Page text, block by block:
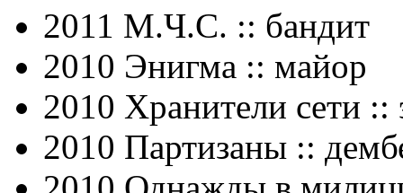
2011 М.Ч.С. :: бандит
2010 Энигма :: майор
2010 Хранители сети ::
2010 Партизаны ::